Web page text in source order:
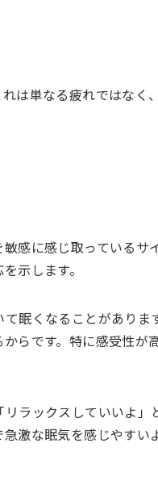
は単なる疲れではなく
感に感じ取っているサ
示します。
眠くなることがありま
らです。特に感受性が
ラックスしていいよ」
激な眠気を感じやすい